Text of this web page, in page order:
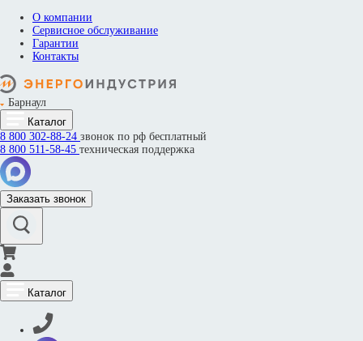
О компании
Сервисное обслуживание
Гарантии
Контакты
Барнаул
Каталог
8 800 302-88-24 звонок по рф бесплатный
8 800 511-58-45 техническая поддержка
Заказать звонок
Каталог